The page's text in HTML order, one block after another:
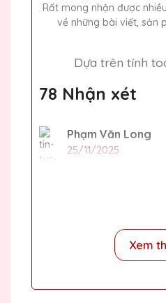
Rất mong nhận được
về những bài viết, sản
Dựa trên tính
78 Nhận xét
Phạm Văn Long
25/11/2025
25/11/2025
Xem